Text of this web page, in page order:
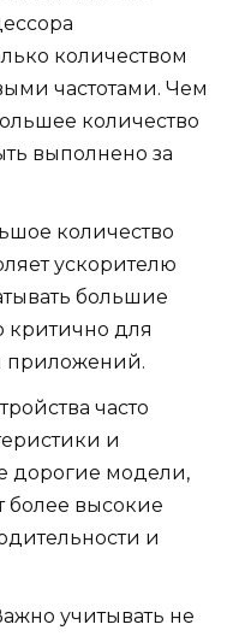
количеством
частотами. Чем
количество
выполнено за
количество
ускорителю
большие
критично для
приложений.
часто
и
дорогие модели,
более высокие
и
учитывать не